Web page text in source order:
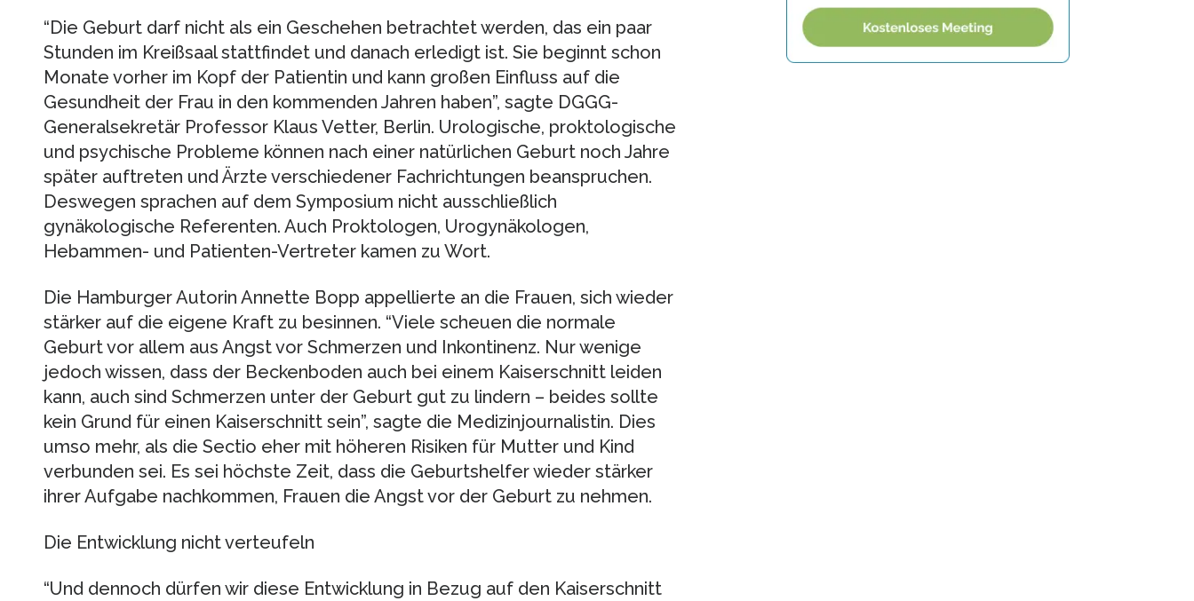
“Die Geburt darf nicht als ein Geschehen betrachtet werden, das ein paar
Stunden im Kreißsaal stattfindet und danach erledigt ist. Sie beginnt schon
Monate vorher im Kopf der Patientin und kann großen Einfluss auf die
Gesundheit der Frau in den kommenden Jahren haben”, sagte DGGG-
Generalsekretär Professor Klaus Vetter, Berlin. Urologische, proktologische
und psychische Probleme können nach einer natürlichen Geburt noch Jahre
später auftreten und Ärzte verschiedener Fachrichtungen beanspruchen.
Deswegen sprachen auf dem Symposium nicht ausschließlich
gynäkologische Referenten. Auch Proktologen, Urogynäkologen,
Hebammen- und Patienten-Vertreter kamen zu Wort.
Die Hamburger Autorin Annette Bopp appellierte an die Frauen, sich wieder
stärker auf die eigene Kraft zu besinnen. “Viele scheuen die normale
Geburt vor allem aus Angst vor Schmerzen und Inkontinenz. Nur wenige
jedoch wissen, dass der Beckenboden auch bei einem Kaiserschnitt leiden
kann, auch sind Schmerzen unter der Geburt gut zu lindern – beides sollte
kein Grund für einen Kaiserschnitt sein”, sagte die Medizinjournalistin. Dies
umso mehr, als die Sectio eher mit höheren Risiken für Mutter und Kind
verbunden sei. Es sei höchste Zeit, dass die Geburtshelfer wieder stärker
ihrer Aufgabe nachkommen, Frauen die Angst vor der Geburt zu nehmen.
Die Entwicklung nicht verteufeln
“Und dennoch dürfen wir diese Entwicklung in Bezug auf den Kaiserschnitt